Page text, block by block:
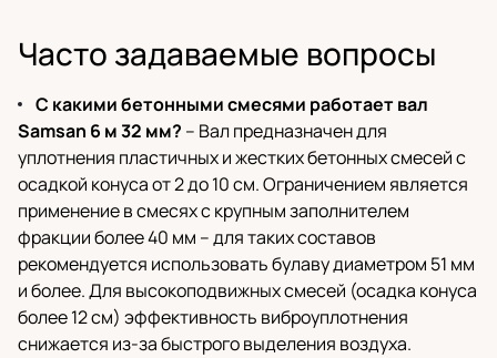
Часто задаваемые вопросы
С какими бетонными смесями работает вал
Samsan 6 м 32 мм? – Вал предназначен для
уплотнения пластичных и жестких бетонных смесей с
осадкой конуса от 2 до 10 см. Ограничением является
применение в смесях с крупным заполнителем
фракции более 40 мм – для таких составов
рекомендуется использовать булаву диаметром 51 мм
и более. Для высокоподвижных смесей (осадка конуса
более 12 см) эффективность виброуплотнения
снижается из-за быстрого выделения воздуха.